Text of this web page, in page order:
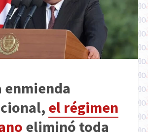
enmienda
el régimen
eliminó toda